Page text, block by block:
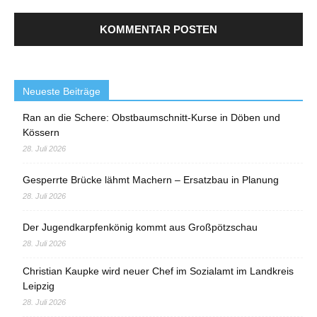
Neueste Beiträge
Ran an die Schere: Obstbaumschnitt-Kurse in Döben und
Kössern
28. Juli 2026
Gesperrte Brücke lähmt Machern – Ersatzbau in Planung
28. Juli 2026
Der Jugendkarpfenkönig kommt aus Großpötzschau
28. Juli 2026
Christian Kaupke wird neuer Chef im Sozialamt im Landkreis
Leipzig
28. Juli 2026